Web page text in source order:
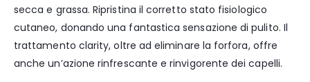
secca e grassa. Ripristina il corretto stato fisiologico
cutaneo, donando una fantastica sensazione di pulito. Il
trattamento clarity, oltre ad eliminare la forfora, offre
anche un’azione rinfrescante e rinvigorente dei capelli.